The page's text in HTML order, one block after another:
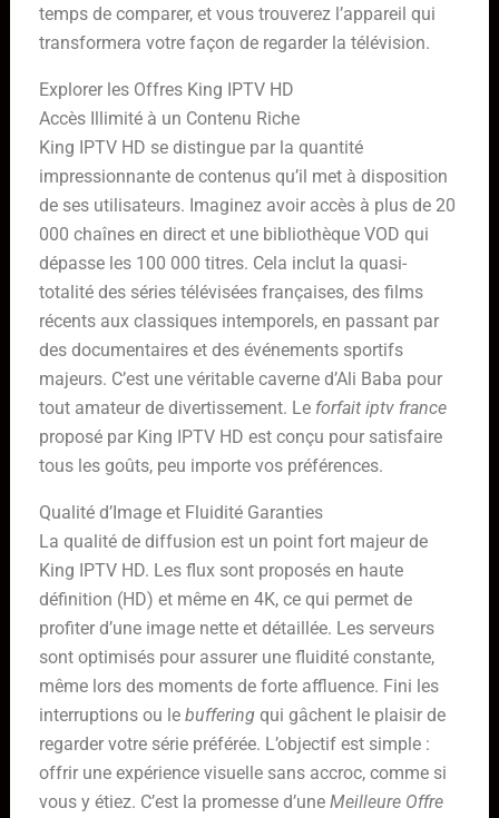
temps de comparer, et vous trouverez l’appareil qui
transformera votre façon de regarder la télévision.
Explorer les Offres King IPTV HD
Accès Illimité à un Contenu Riche
King IPTV HD se distingue par la quantité
impressionnante de contenus qu’il met à disposition
de ses utilisateurs. Imaginez avoir accès à plus de 20
000 chaînes en direct et une bibliothèque VOD qui
dépasse les 100 000 titres. Cela inclut la quasi-
totalité des séries télévisées françaises, des films
récents aux classiques intemporels, en passant par
des documentaires et des événements sportifs
majeurs. C’est une véritable caverne d’Ali Baba pour
tout amateur de divertissement. Le forfait iptv france
proposé par King IPTV HD est conçu pour satisfaire
tous les goûts, peu importe vos préférences.
Qualité d’Image et Fluidité Garanties
La qualité de diffusion est un point fort majeur de
King IPTV HD. Les flux sont proposés en haute
définition (HD) et même en 4K, ce qui permet de
profiter d’une image nette et détaillée. Les serveurs
sont optimisés pour assurer une fluidité constante,
même lors des moments de forte affluence. Fini les
interruptions ou le bufferingqui gâchent le plaisir de
regarder votre série préférée. L’objectif est simple :
offrir une expérience visuelle sans accroc, comme si
vous y étiez. C’est la promesse d’une Meilleure Offre